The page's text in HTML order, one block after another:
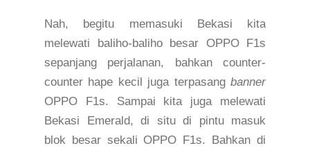
Nah, begitu memasuki Bekasi kita
melewati baliho-baliho besar OPPO F1s
sepanjang perjalanan, bahkan counter-
counter hape kecil juga terpasang banner
OPPO F1s. Sampai kita juga melewati
Bekasi Emerald, di situ di pintu masuk
blok besar sekali OPPO F1s. Bahkan di